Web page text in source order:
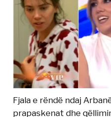
Fjala e rëndë ndaj
prapaskenat dhe